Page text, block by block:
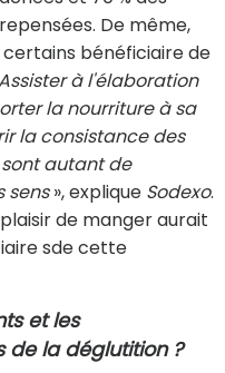
De même,
bénéficiaire de
à l'élaboration
la nourriture à sa
la consistance des
autant de
sens», explique Sodexo.
de manger aurait
sde cette
et les
de la déglutition ?